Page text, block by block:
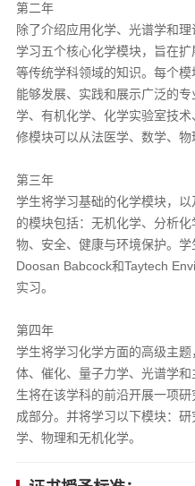
第二年
除了介绍应用化学、光谱学和
学习五个核心化学模块，旨在
等传统学科领域的知识。每个
能够发展、实践和展示广泛的
学、有机化学、化学实验室技
修模块可以从法医学、数学、物
第三年
学生将学习基础的化学模块，
的模块包括：无机化学、分析
物、安全、健康与环境保护。
Doosan Babcock和Taytech
实习。
第四年
学生将学习化学方面的高级主
体、催化、量子力学、光谱学
生将在该学科的前沿开展一项
成部分。并将学习以下模块：
学、物理和无机化学。